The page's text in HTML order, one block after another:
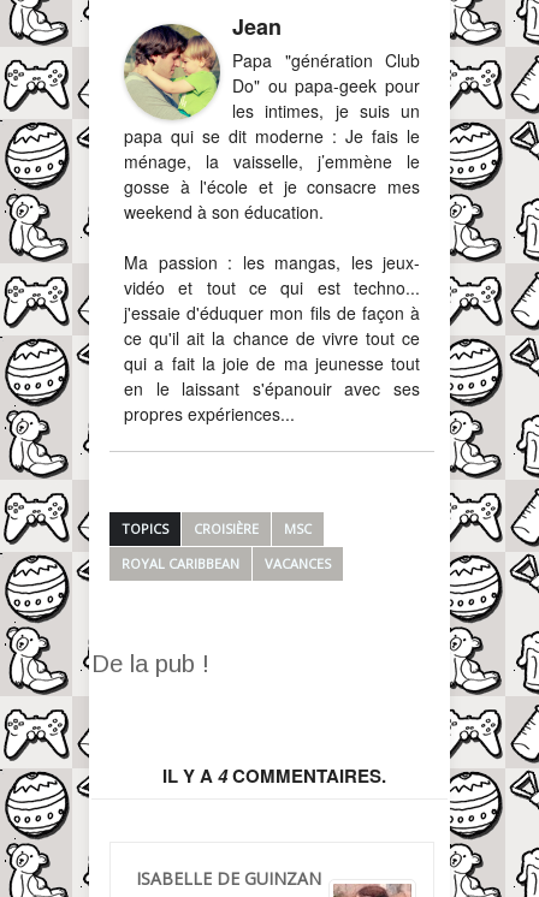
Jean
Papa "génération Club
Do" ou papa-geek pour
les intimes, je suis un
papa qui se dit moderne : Je fais le
ménage, la vaisselle, j’emmène le
gosse à l'école et je consacre mes
weekend à son éducation.
Ma passion : les mangas, les jeux-
vidéo et tout ce qui est techno...
j'essaie d'éduquer mon fils de façon à
ce qu'il ait la chance de vivre tout ce
qui a fait la joie de ma jeunesse tout
en le laissant s'épanouir avec ses
propres expériences...
TOPICS CROISIÈRE
MSC
ROYAL CARIBBEAN
VACANCES
De la pub !
IL Y A4COMMENTAIRES.
ISABELLE DE GUINZAN